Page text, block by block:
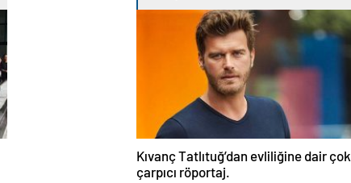
Kıvanç Tatlıtuğ’dan evliliğine dair çok
çarpıcı röportaj.